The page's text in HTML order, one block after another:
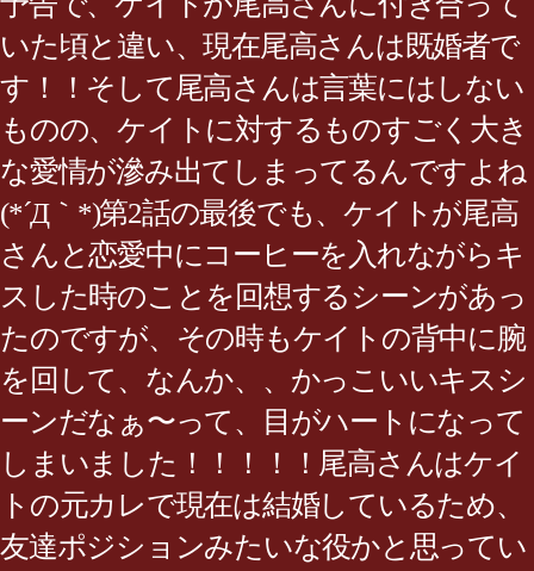
いた頃と違い、現在尾高さんは既婚者で
す！！そして尾高さんは言葉にはしない
ものの、ケイトに対するものすごく大き
な愛情が滲み出てしまってるんですよね
(*´Д｀*)第2話の最後でも、ケイトが尾高
さんと恋愛中にコーヒーを入れながらキ
スした時のことを回想するシーンがあっ
たのですが、その時もケイトの背中に腕
を回して、なんか、、かっこいいキスシ
ーンだなぁ〜って、目がハートになって
しまいました！！！！！尾高さんはケイ
トの元カレで現在は結婚しているため、
友達ポジションみたいな役かと思ってい